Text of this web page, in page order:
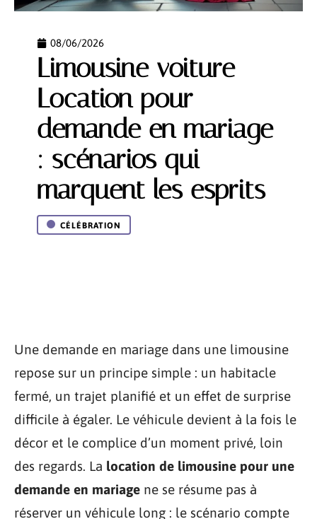
08/06/2026
Limousine voiture
Location pour
demande en mariage
: scénarios qui
marquent les esprits
CÉLÉBRATION
Une demande en mariage dans une limousine
repose sur un principe simple : un habitacle
fermé, un trajet planifié et un effet de surprise
difficile à égaler. Le véhicule devient à la fois le
décor et le complice d’un moment privé, loin
des regards. La location de limousine pour une
demande en mariage ne se résume pas à
réserver un véhicule long : le scénario compte